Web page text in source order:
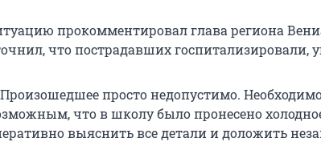
прокомментировал глава региона
что пострадавших госпитализировали,
просто недопустимо.
что в школу было пронесено
выяснить все детали и доложить